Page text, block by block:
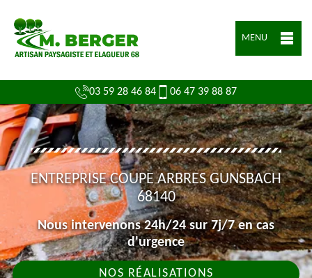
MENU
03 59 28 46 84 06 47 39 88 87
ENTREPRISE COUPE ARBRES GUNSBACH
68140
Nous intervenons 24h/24 sur 7j/7 en cas
d'urgence
NOS RÉALISATIONS